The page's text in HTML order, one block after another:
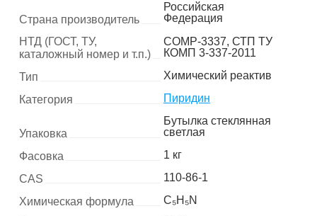
Страна производитель
Российская
Федерация
НТД (ГОСТ, ТУ,
каталожный номер и т.п.)
COMP-3337, СТП ТУ
КОМП 3-337-2011
Тип
Химический реактив
Категория
Пиридин
Упаковка
Бутылка стеклянная
светлая
Фасовка
1 кг
CAS
110-86-1
Химическая формула
C₅H₅N